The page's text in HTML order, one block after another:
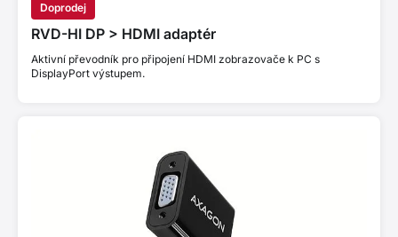
Doprodej
RVD-HI DP > HDMI adaptér
Aktivní převodník pro připojení HDMI zobrazovače k PC s
DisplayPort výstupem.